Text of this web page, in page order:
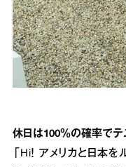
休日は100％の確率でテ
「Hi！ アメリカと日本